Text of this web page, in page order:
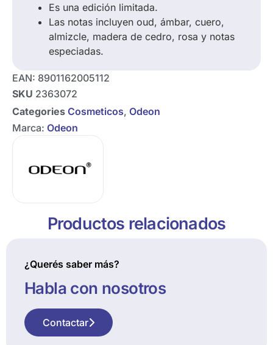
Es una edición limitada.
Las notas incluyen oud, ámbar, cuero,
almizcle, madera de cedro, rosa y notas
especiadas.
EAN: 8901162005112
SKU 2363072
Categories Cosmeticos, Odeon
Marca: Odeon
Productos relacionados
¿Querés saber más?
Habla con nosotros
Contactar